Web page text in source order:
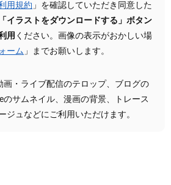
用規約 」を確認していただき同意した
イラストをダウンロードする」ボタン
用 ください。画像の表示がおかしい場
ーム 」までお願いします。
画・ライブ配信のテロップ、ブログの
のサムネイル、漫画の背景、トレース
ジュなどにご利用いただけます。